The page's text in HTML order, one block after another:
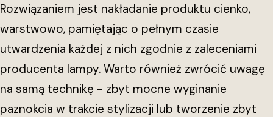
Rozwiązaniem jest nakładanie produktu cienko,
warstwowo, pamiętając o pełnym czasie
utwardzenia każdej z nich zgodnie z zaleceniami
producenta lampy. Warto również zwrócić uwagę
na samą technikę - zbyt mocne wyginanie
paznokcia w trakcie stylizacji lub tworzenie zbyt